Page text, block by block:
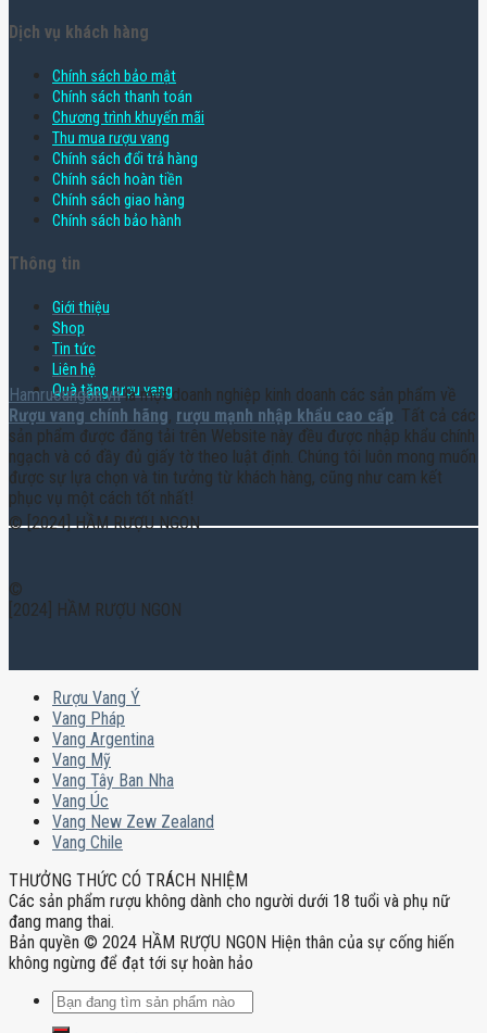
Dịch vụ khách hàng
Chính sách bảo mật
Chính sách thanh toán
Chương trình khuyến mãi
Thu mua rượu vang
Chính sách đổi trả hàng
Chính sách hoàn tiền
Chính sách giao hàng
Chính sách bảo hành
Thông tin
Giới thiệu
Shop
Tin tức
Liên hệ
Quà tặng rượu vang
Hamruoungon.vnlà một doanh nghiệp kinh doanh các sản phẩm về
Rượu vang chính hãng, rượu mạnh nhập khẩu cao cấp. Tất cả các
sản phẩm được đăng tải trên Website này đều được nhập khẩu chính
ngạch và có đầy đủ giấy tờ theo luật định. Chúng tôi luôn mong muốn
được sự lựa chọn và tin tưởng từ khách hàng, cũng như cam kết
phục vụ một cách tốt nhất!
© [2024] HẦM RƯỢU NGON
©
[2024] HẦM RƯỢU NGON
Rượu Vang Ý
Vang Pháp
Vang Argentina
Vang Mỹ
Vang Tây Ban Nha
Vang Úc
Vang New Zew Zealand
Vang Chile
THƯỞNG THỨC CÓ TRÁCH NHIỆM
Các sản phẩm rượu không dành cho người dưới 18 tuổi và phụ nữ
đang mang thai.
Bản quyền © 2024 HẦM RƯỢU NGON Hiện thân của sự cống hiến
không ngừng để đạt tới sự hoàn hảo
Tìm